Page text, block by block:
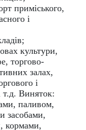
приміського,
і
культури,
торгово-
залах,
і
т.д. Виняток:
паливом,
засобами,
кормами,